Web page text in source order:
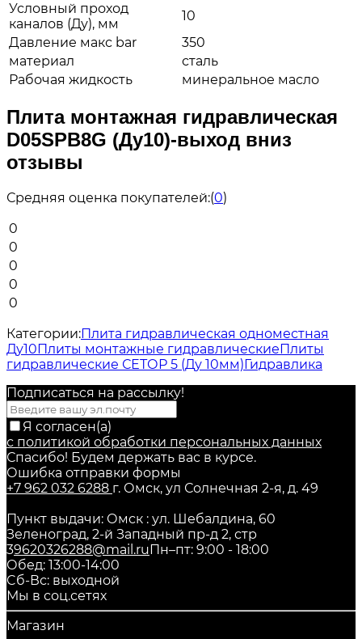
Условный проход
каналов (Ду), мм
10
Давление макс bar
350
материал
сталь
Рабочая жидкость
минеральное масло
Плита монтажная гидравлическая
D05SPB8G (Ду10)-выход вниз
отзывы
Средняя оценка покупателей:(0)
0
0
0
0
0
Категории:Плита гидравлическая одноместная
Ду10 Плиты монтажные гидравлические Плиты
гидравлические СЕТОР 5 (Ду 10мм) Гидравлика
Подписаться на рассылкy!
Я согласен(a)
с политикой обработки персональных данных
Спасибо! Будем держать вас в курсе.
Ошибка отправки формы
+7 962 032 6288 г. Омск, ул Солнечная 2-я, д. 49
Пункт выдачи: Омск : ул. Шебалдина, 60
Зеленоград, 2-й Западный пр-д 2, стр
39620326288@mail.ru Пн–пт: 9:00 - 18:00
Обед: 13:00-14:00
Cб-Вс: выходной
Мы в соц.сетях
Магазин